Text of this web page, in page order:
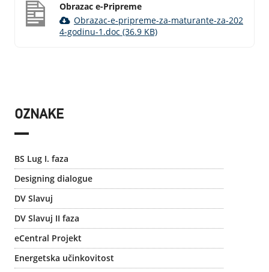
Obrazac e-Pripreme
Obrazac-e-pripreme-za-maturante-za-202
4-godinu-1.doc (36.9 KB)
OZNAKE
BS Lug I. faza
Designing dialogue
DV Slavuj
DV Slavuj II faza
eCentral Projekt
Energetska učinkovitost